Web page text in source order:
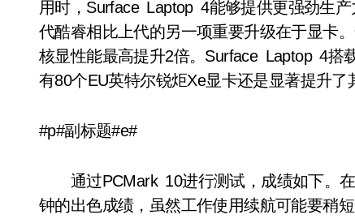
用时，Surface Laptop 4能够提供更强劲生
代酷睿相比上代的另一项重要升级在于显卡
核显性能最高提升2倍。Surface Laptop 4搭
有80个EU英特尔锐炬Xe显卡还是显著提升了
#p#副标题#e#
通过PCMark 10进行测试，成绩如下。在
钟的出色成绩，虽然工作使用续航可能要稍